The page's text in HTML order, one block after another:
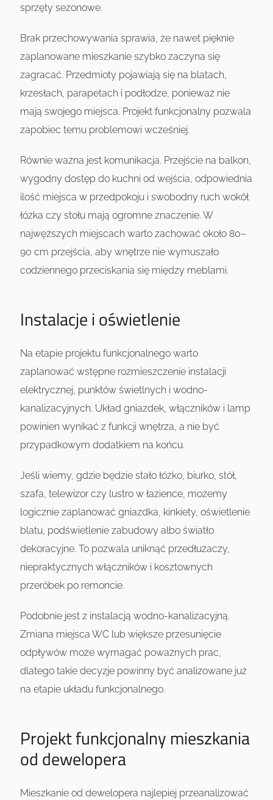
sprzęty sezonowe.
Brak przechowywania sprawia, że nawet pięknie
zaplanowane mieszkanie szybko zaczyna się
zagracać. Przedmioty pojawiają się na blatach,
krzesłach, parapetach i podłodze, ponieważ nie
mają swojego miejsca. Projekt funkcjonalny pozwala
zapobiec temu problemowi wcześniej.
Równie ważna jest komunikacja. Przejście na balkon,
wygodny dostęp do kuchni od wejścia, odpowiednia
ilość miejsca w przedpokoju i swobodny ruch wokół
łóżka czy stołu mają ogromne znaczenie. W
najwęższych miejscach warto zachować około 80–
90 cm przejścia, aby wnętrze nie wymuszało
codziennego przeciskania się między meblami.
Instalacje i oświetlenie
Na etapie projektu funkcjonalnego warto
zaplanować wstępne rozmieszczenie instalacji
elektrycznej, punktów świetlnych i wodno-
kanalizacyjnych. Układ gniazdek, włączników i lamp
powinien wynikać z funkcji wnętrza, a nie być
przypadkowym dodatkiem na końcu.
Jeśli wiemy, gdzie będzie stało łóżko, biurko, stół,
szafa, telewizor czy lustro w łazience, możemy
logicznie zaplanować gniazdka, kinkiety, oświetlenie
blatu, podświetlenie zabudowy albo światło
dekoracyjne. To pozwala uniknąć przedłużaczy,
niepraktycznych włączników i kosztownych
przeróbek po remoncie.
Podobnie jest z instalacją wodno-kanalizacyjną.
Zmiana miejsca WC lub większe przesunięcie
odpływów może wymagać poważnych prac,
dlatego takie decyzje powinny być analizowane już
na etapie układu funkcjonalnego.
Projekt funkcjonalny mieszkania
od dewelopera
Mieszkanie od dewelopera najlepiej przeanalizować